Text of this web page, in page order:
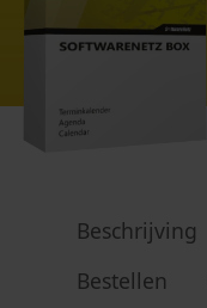
Beschrijving
Bestellen